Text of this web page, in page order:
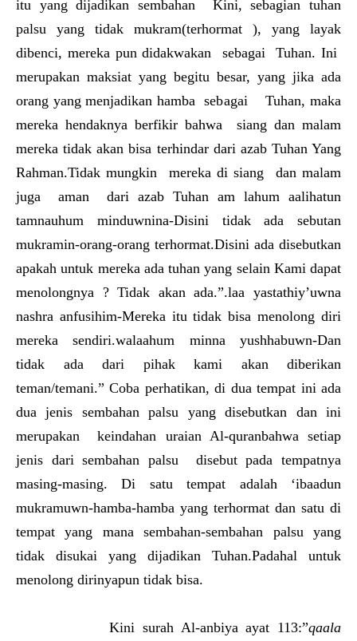
itu yang dijadikan sembahan Kini, sebagian tuhan
palsu yang tidak mukram(terhormat ), yang layak
dibenci, mereka pun didakwakan sebagai Tuhan. Ini
merupakan maksiat yang begitu besar, yang jika ada
orang yang menjadikan hamba sebagai Tuhan, maka
mereka hendaknya berfikir bahwa siang dan malam
mereka tidak akan bisa terhindar dari azab Tuhan Yang
Rahman.Tidak mungkin mereka di siang dan malam
juga aman dari azab Tuhan am lahum aalihatun
tamnauhum minduwnina-Disini tidak ada sebutan
mukramin-orang-orang terhormat.Disini ada disebutkan
apakah untuk mereka ada tuhan yang selain Kami dapat
menolongnya ? Tidak akan ada.”.laa yastathiy’uwna
nashra anfusihim-Mereka itu tidak bisa menolong diri
mereka sendiri.walaahum minna yushhabuwn-Dan
tidak ada dari pihak kami akan diberikan
teman/temani.” Coba perhatikan, di dua tempat ini ada
dua jenis sembahan palsu yang disebutkan dan ini
merupakan keindahan uraian Al-quranbahwa setiap
jenis dari sembahan palsu disebut pada tempatnya
masing-masing. Di satu tempat adalah ‘ibaadun
mukramuwn-hamba-hamba yang terhormat dan satu di
tempat yang mana sembahan-sembahan palsu yang
tidak disukai yang dijadikan Tuhan.Padahal untuk
menolong dirinyapun tidak bisa.
Kini surah Al-anbiya ayat 113:”qaala